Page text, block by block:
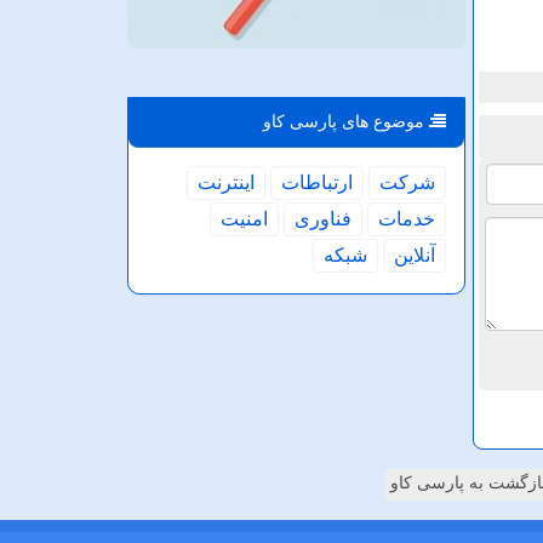
موضوع های پارسی كاو
شركت ارتباطات
اینترنت
خدمات
فناوری
امنیت
آنلاین
شبكه
به پارسی کاو